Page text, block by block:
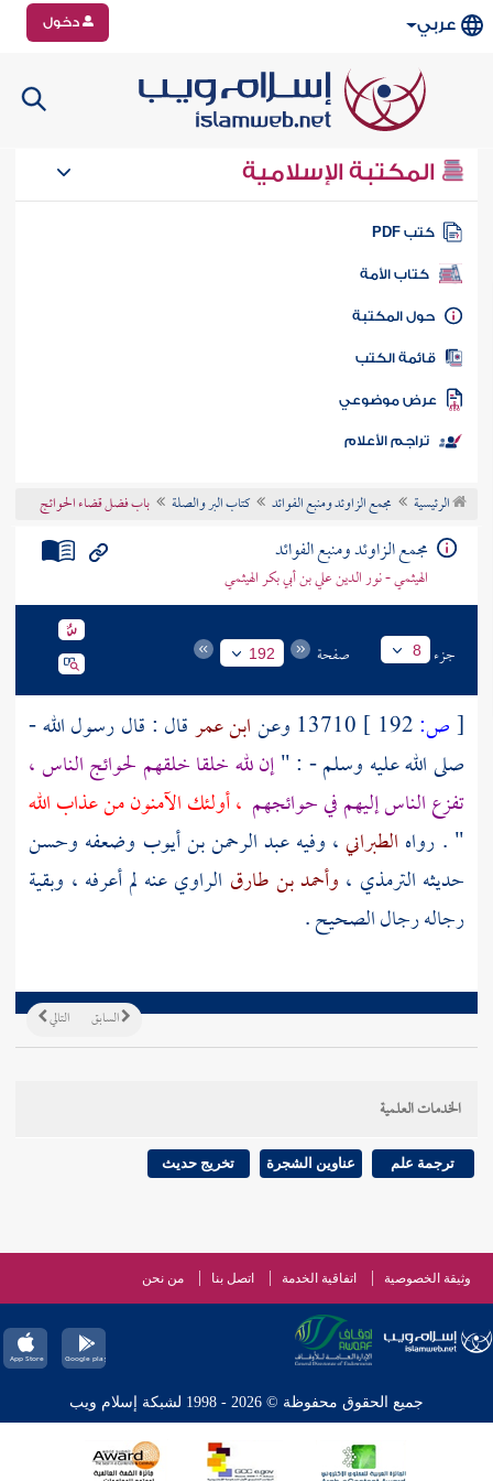
عربي دخول
المكتبة الإسلامية
كتب PDF
كتاب الأمة
المكتبة
الكتب
موضوعي
تراجم الأعلام
الرئيسية مجمع الزاوئد ومنبع الفوائد كتاب البر والصلة باب فضل قضاء الحوائج
مجمع الزاوئد ومنبع الفوائد
الهيثمي - نور الدين علي بن أبي بكر الهيثمي
جزء 8 صفحة 192
[ص: 13710 وعن ابن عمرقال : قال رسول الله -
صلى الله عليه وسلم - : "إن لله خلقا خلقهم لحوائج الناس ،
تفزع الناس إليهم في حوائجهم ، أولئك الآمنون من عذاب الله
" . رواه الطبراني، وفيهعبد الرحمن بن أيوب وضعفه وحسن
حديثه الترمذي ، وأحمد بن طارق الراوي عنه لم أعرفه ، وبقية
رجاله رجال الصحيح .
التالي السابق
الخدمات العلمية
ترجمة علم عناوين الشجرة تخريج حديث
وثيقة الخصوصية اتفاقية الخدمة اتصل بنا من نحن
جميع الحقوق محفوظة © 2026 - 1998 لشبكة إسلام ويب